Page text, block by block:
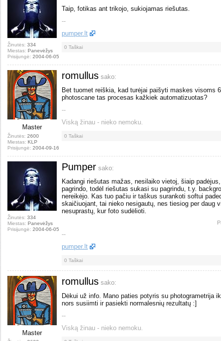
Žinutės: 334
Miestas: Panevėžys
Prisijungė: 2004-06-05
Taip, fotikas ant trikojo, sukiojamas riešutas.
--
pumper.lt
0 Taškai
Master
Žinutės: 2600
Miestas: KLP
Prisijungė: 2004-09-16
romullus sako:
Bet tuomet reiškia, kad turėjai paišyti maskes visoms
photoscane tas procesas kažkiek automatizuotas?
--
Viską žinau - nieko nemoku.
0 Taškai
Žinutės: 334
Miestas: Panevėžys
Prisijungė: 2004-06-05
Pumper sako:
Kadangi riešutas mažas, nesilaiko vietoj, šiaip
pagrindo, todėl riešutas sukasi su pagrindu, t.y.
nereikėjo. Kas tuo pačiu ir taškus surankoti softui
skaičiuojant, tai nieko nesigautų, nes tiesiog per daug
nesuprastų, kur foto sudėlioti.
--
pumper.lt
0 Taškai
Master
romullus sako:
Dėkui už info. Mano paties potyris su photogrametrija
nors susiimti ir pasiekti normalesnių rezultatų :]
--
Viską žinau - nieko nemoku.